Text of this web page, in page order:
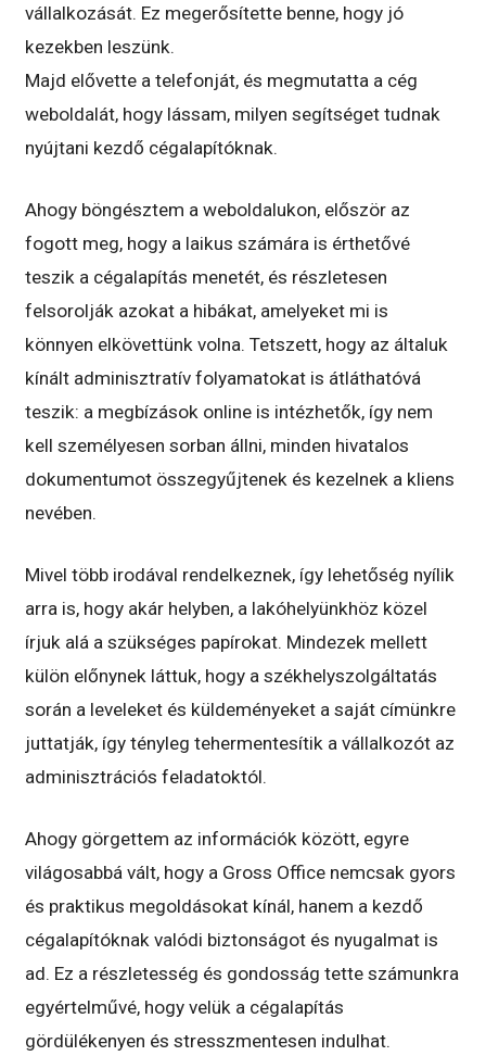
vállalkozását. Ez megerősítette benne, hogy jó
kezekben leszünk.
Majd elővette a telefonját, és megmutatta a cég
weboldalát, hogy lássam, milyen segítséget tudnak
nyújtani kezdő cégalapítóknak.
Ahogy böngésztem a weboldalukon, először az
fogott meg, hogy a laikus számára is érthetővé
teszik a cégalapítás menetét, és részletesen
felsorolják azokat a hibákat, amelyeket mi is
könnyen elkövettünk volna. Tetszett, hogy az általuk
kínált adminisztratív folyamatokat is átláthatóvá
teszik: a megbízások online is intézhetők, így nem
kell személyesen sorban állni, minden hivatalos
dokumentumot összegyűjtenek és kezelnek a kliens
nevében.
Mivel több irodával rendelkeznek, így lehetőség nyílik
arra is, hogy akár helyben, a lakóhelyünkhöz közel
írjuk alá a szükséges papírokat. Mindezek mellett
külön előnynek láttuk, hogy a székhelyszolgáltatás
során a leveleket és küldeményeket a saját címünkre
juttatják, így tényleg tehermentesítik a vállalkozót az
adminisztrációs feladatoktól.
Ahogy görgettem az információk között, egyre
világosabbá vált, hogy a Gross Office nemcsak gyors
és praktikus megoldásokat kínál, hanem a kezdő
cégalapítóknak valódi biztonságot és nyugalmat is
ad. Ez a részletesség és gondosság tette számunkra
egyértelművé, hogy velük a cégalapítás
gördülékenyen és stresszmentesen indulhat.